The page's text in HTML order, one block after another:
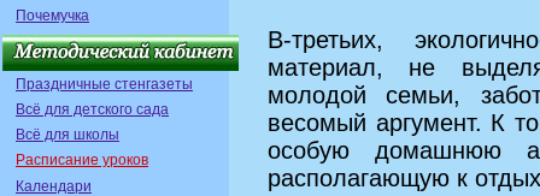
Почемучка
Праздничные стенгазеты
Всё для детского сада
Всё для школы
Расписание уроков
Календари
В‑третьих,
материал, не
молодой семьи,
весомый аргумент. К
особую домашнюю
располагающую к